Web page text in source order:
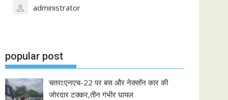
administrator
popular post
चतरा:एनएच-22 पर बस और नेक्सॉन कार की
जोरदार टक्कर,तीन गंभीर घायल